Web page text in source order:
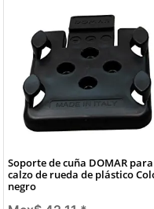
Soporte de cuña DOMAR para
calzo de rueda de plástico
negro